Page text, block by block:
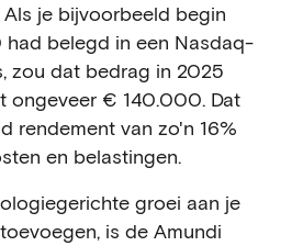
je bijvoorbeeld begin
belegd in een Nasdaq-
zou dat bedrag in 2025
ongeveer € 140.000. Dat
rendement van zo'n 16%
en belastingen.
groei aan je
is de Amundi